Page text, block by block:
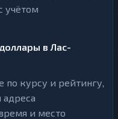
учётом
в Лас-
по курсу и рейтингу,
и место